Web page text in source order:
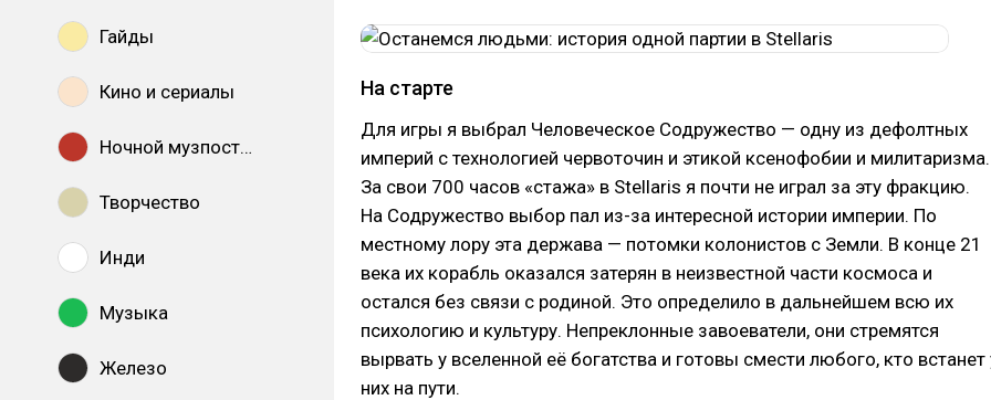
Гайды
Кино и сериалы
Ночной музпостинг
Творчество
Инди
Музыка
Железо
На старте
Для игры я выбрал Человеческое Содружество — одну из дефолтных
империй с технологией червоточин и этикой ксенофобии и милитаризма.
За свои 700 часов «стажа» в Stellaris я почти не играл за эту фракцию.
На Содружество выбор пал из-за интересной истории империи. По
местному лору эта держава — потомки колонистов с Земли. В конце 21
века их корабль оказался затерян в неизвестной части космоса и
остался без связи с родиной. Это определило в дальнейшем всю их
психологию и культуру. Непреклонные завоеватели, они стремятся
вырвать у вселенной её богатства и готовы смести любого, кто встанет
них на пути.